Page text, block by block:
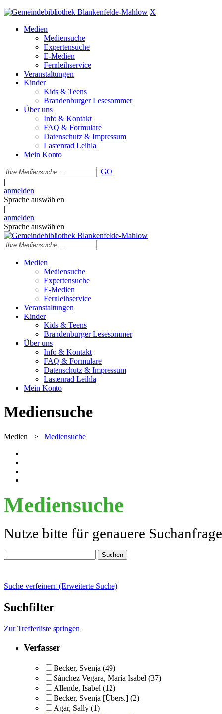
X
Medien
Mediensuche
Expertensuche
E-Medien
Fernleihservice
Veranstaltungen
Kinder
Kids & Teens
Brandenburger Lesesommer
Über uns
Info & Kontakt
FAQ & Formulare
Datenschutz & Impressum
Lastenrad Leihla
Mein Konto
GO
|
anmelden
Sprache auswählen
|
anmelden
Sprache auswählen
Medien
Mediensuche
Expertensuche
E-Medien
Fernleihservice
Veranstaltungen
Kinder
Kids & Teens
Brandenburger Lesesommer
Über uns
Info & Kontakt
FAQ & Formulare
Datenschutz & Impressum
Lastenrad Leihla
Mein Konto
Mediensuche
Medien > Mediensuche
Mediensuche
Nutze bitte für genauere
Suche verfeinern (Erweiterte Suche)
Suchfilter
Zur Trefferliste springen
Verfasser
Becker, Svenja (49)
Sánchez Vegara, María Isabel (37)
Allende, Isabel (12)
Becker, Svenja [Übers.] (2)
Agar, Sally (1)